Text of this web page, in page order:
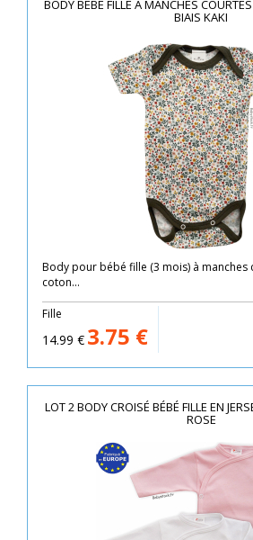
BODY BÉBÉ FILLE À MANCHES
BIAIS KAKI
Body pour bébé fille (3 mois) à manches
coton...
Fille
14.99 € 3.75 €
LOT 2 BODY CROISÉ BÉBÉ FILLE EN
ROSE